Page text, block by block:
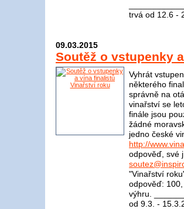
trvá od 12.6 -
09.03.2015
Soutěž o vstupenky
Vyhrát
některého
správně na
vinařství se
finále jsou
žádné
jedno české
http://
odpověď, své
"Vinařství
odpověď:
výhru.
od 9.3. -